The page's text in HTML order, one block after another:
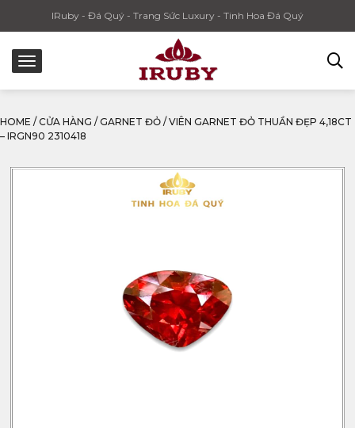
IRuby - Đá Quý - Trang Sức Luxury - Tinh Hoa Đá Quý
HOME / CỬA HÀNG / GARNET ĐỎ / VIÊN GARNET ĐỎ THUẦN ĐẸP 4,18CT
– IRGN90 2310418